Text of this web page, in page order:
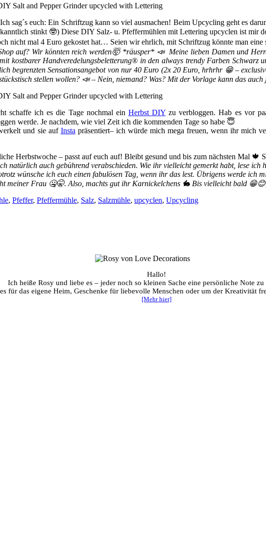
sag´s euch: Ein Schriftzug kann so viel ausmachen! Beim Upcycling geht es
stinkt 🤓) Diese DIY Salz- u. Pfeffermühlen mit Lettering upcyclen ist mir
nicht mal 4 Euro gekostet hat… Seien wir ehrlich, mit Schriftzug könnte man eine
auf? Wir könnten reich werden🤯 *räusper* 📣 Meine lieben Damen und
kostbarer Handveredelungsbeletterung® in den always trendy Farben Schwarz
begrenzten Sensationsangebot von nur 40 Euro (2x 20 Euro, hrhrhr 😁 –
stellen wollen? 📣 – Nein, niemand? Was? Mit der Vorlage kann das
schaffe ich es die Tage nochmal ein Herbst DIY zu verbloggen. Hab es vor
werde. Je nachdem, wie viel Zeit ich die kommenden Tage so habe 😇
und sie auf Insta präsentiert– ich würde mich mega freuen, wenn ihr mich
Herbstwoche – passt auf euch auf! Bleibt gesund und bis zum nächsten Mal 🍁
natürlich auch gebührend verabschieden. Wie ihr vielleicht gemerkt habt, lese
wünsche ich euch einen fabulösen Tag, wenn ihr das lest. Übrigens werde ich
meiner Frau 🤐🤫. Also, machts gut ihr Karnickelchens 🐇 Bis vielleicht bald
, Pfeffer, Pfeffermühle, Salz, Salzmühle, upcyclen, Upcycling
Hallo!
Ich heiße Rosy und liebe es – jeder noch so kleinen Sache eine persönliche Note zu
für das eigene Heim, Geschenke für liebevolle Menschen oder um der Kreativität
[Mehr hier]